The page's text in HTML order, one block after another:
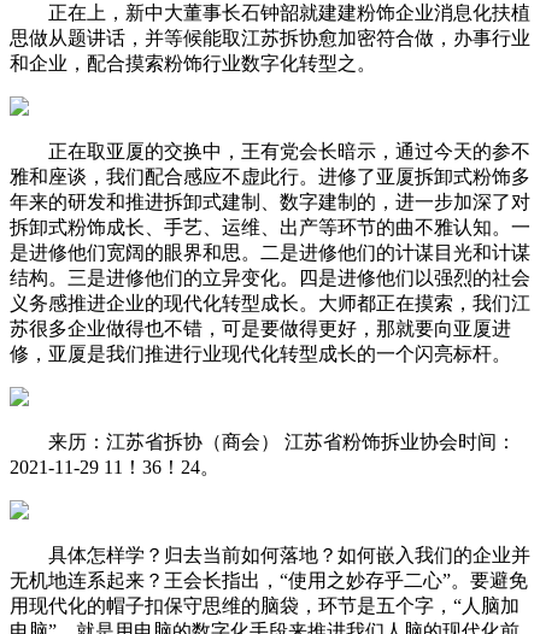
正在上，新中大董事长石钟韶就建建粉饰企业消息化扶植
思做从题讲话，并等候能取江苏拆协愈加密符合做，办事行业
和企业，配合摸索粉饰行业数字化转型之。
正在取亚厦的交换中，王有党会长暗示，通过今天的参不
雅和座谈，我们配合感应不虚此行。进修了亚厦拆卸式粉饰多
年来的研发和推进拆卸式建制、数字建制的，进一步加深了对
拆卸式粉饰成长、手艺、运维、出产等环节的曲不雅认知。一
是进修他们宽阔的眼界和思。二是进修他们的计谋目光和计谋
结构。三是进修他们的立异变化。四是进修他们以强烈的社会
义务感推进企业的现代化转型成长。大师都正在摸索，我们江
苏很多企业做得也不错，可是要做得更好，那就要向亚厦进
修，亚厦是我们推进行业现代化转型成长的一个闪亮标杆。
来历：江苏省拆协（商会） 江苏省粉饰拆业协会时间：
2021-11-29 11！36！24。
具体怎样学？归去当前如何落地？如何嵌入我们的企业并
无机地连系起来？王会长指出，“使用之妙存乎二心”。要避免
用现代化的帽子扣保守思维的脑袋，环节是五个字，“人脑加